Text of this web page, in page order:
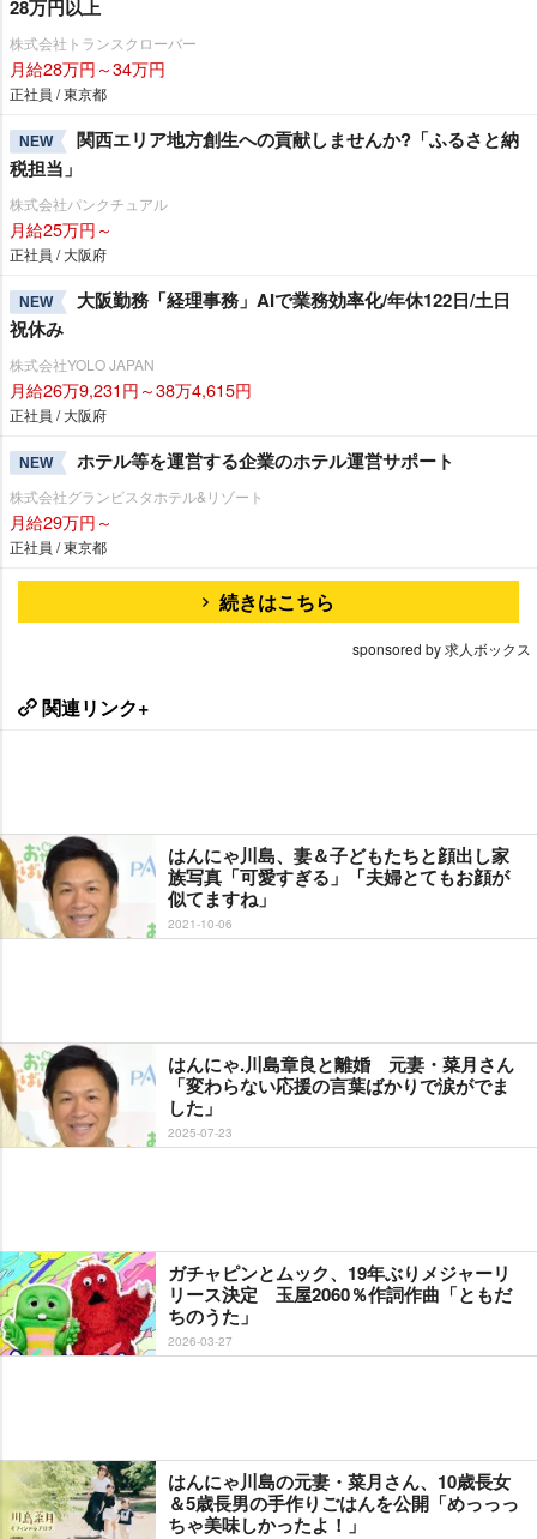
28万円以上
株式会社トランスクローバー
月給28万円～34万円
正社員 / 東京都
NEW
関西エリア地方創生への貢献しませんか?「ふるさと納
税担当」
株式会社パンクチュアル
月給25万円～
正社員 / 大阪府
NEW
大阪勤務「経理事務」AIで業務効率化/年休122日/土日
祝休み
株式会社YOLO JAPAN
月給26万9,231円～38万4,615円
正社員 / 大阪府
NEW ホテル等を運営する企業のホテル運営サポート
株式会社グランビスタホテル&リゾート
月給29万円～
正社員 / 東京都
続きはこちら
sponsored by 求人ボックス
関連リンク+
はんにゃ川島、妻＆子どもたちと顔出し家
族写真「可愛すぎる」「夫婦とてもお顔が
似てますね」
2021-10-06
はんにゃ.川島章良と離婚 元妻・菜月さん
「変わらない応援の言葉ばかりで涙がでま
した」
2025-07-23
ガチャピンとムック、19年ぶりメジャーリ
リース決定 玉屋2060％作詞作曲「ともだ
ちのうた」
2026-03-27
はんにゃ川島の元妻・菜月さん、10歳長女
＆5歳長男の手作りごはんを公開「めっっっ
ちゃ美味しかったよ！」